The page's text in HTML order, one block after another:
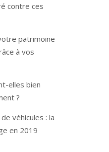
contre ces
patrimoine
à vos
elles bien
?
véhicules : la
en 2019